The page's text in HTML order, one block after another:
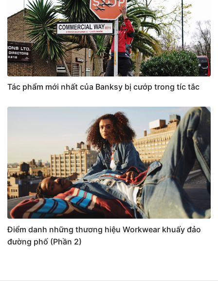
Tác phẩm mới nhất của Banksy bị cướp trong tíc tắc
Điểm danh những thương hiệu Workwear khuấy đảo
đường phố (Phần 2)